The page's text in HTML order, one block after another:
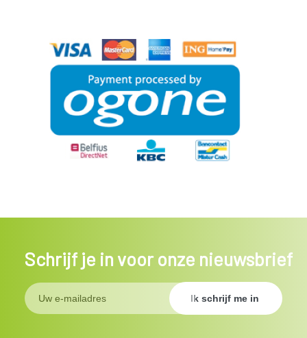
Schrijf je in voor onze nieuwsbrief